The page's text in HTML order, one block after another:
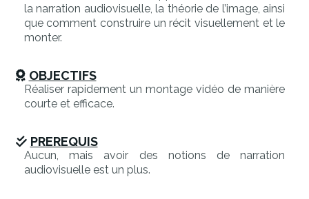
la narration audiovisuelle, la théorie de l’image, ainsi
que comment construire un récit visuellement et le
monter.
OBJECTIFS
Réaliser rapidement un montage vidéo de manière
courte et efficace.
PREREQUIS
Aucun, mais avoir des notions de narration
audiovisuelle est un plus.